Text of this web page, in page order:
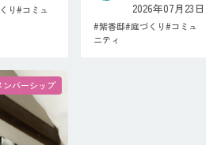
り#コミュ
2026年07月23日
#紫香邸#庭づくり#コミュ
ニティ
ンバーシップ